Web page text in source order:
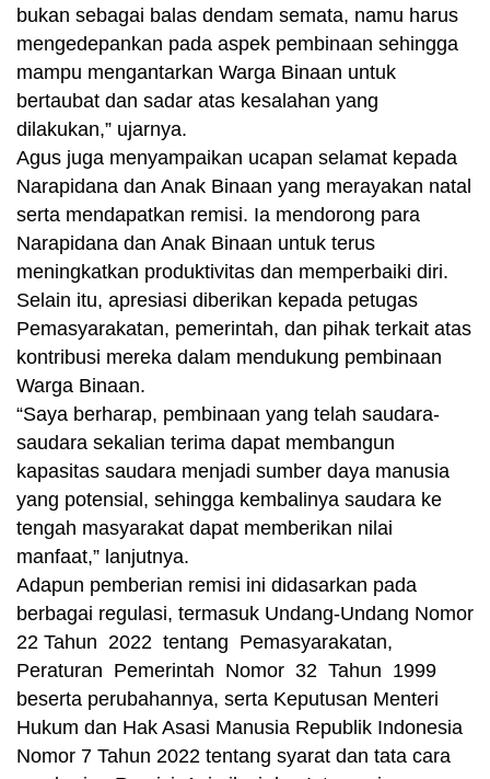
bukan sebagai balas dendam semata, namu harus
mengedepankan pada aspek pembinaan sehingga
mampu mengantarkan Warga Binaan untuk
bertaubat dan sadar atas kesalahan yang
dilakukan,” ujarnya.
Agus juga menyampaikan ucapan selamat kepada
Narapidana dan Anak Binaan yang merayakan natal
serta mendapatkan remisi. Ia mendorong para
Narapidana dan Anak Binaan untuk terus
meningkatkan produktivitas dan memperbaiki diri.
Selain itu, apresiasi diberikan kepada petugas
Pemasyarakatan, pemerintah, dan pihak terkait atas
kontribusi mereka dalam mendukung pembinaan
Warga Binaan.
“Saya berharap, pembinaan yang telah saudara-
saudara sekalian terima dapat membangun
kapasitas saudara menjadi sumber daya manusia
yang potensial, sehingga kembalinya saudara ke
tengah masyarakat dapat memberikan nilai
manfaat,” lanjutnya.
Adapun pemberian remisi ini didasarkan pada
berbagai regulasi, termasuk Undang-Undang Nomor
22 Tahun 2022 tentang Pemasyarakatan,
Peraturan Pemerintah Nomor 32 Tahun 1999
beserta perubahannya, serta Keputusan Menteri
Hukum dan Hak Asasi Manusia Republik Indonesia
Nomor 7 Tahun 2022 tentang syarat dan tata cara